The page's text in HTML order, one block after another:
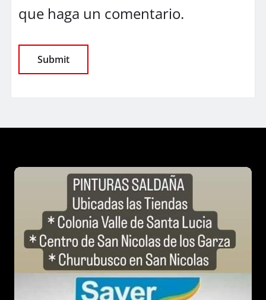
que haga un comentario.